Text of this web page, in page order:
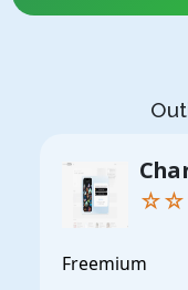
Freemium